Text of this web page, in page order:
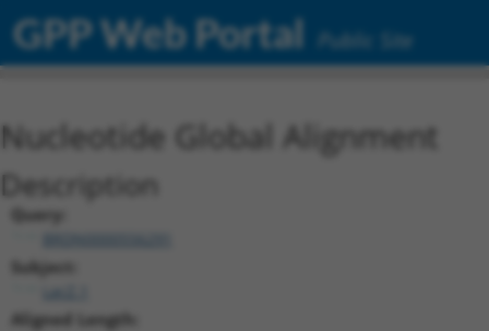
GPP Web Portal Public Site
Nucleotide Global Alignment
Description
Query:
Subject:
LacZ.1
Aligned Length: